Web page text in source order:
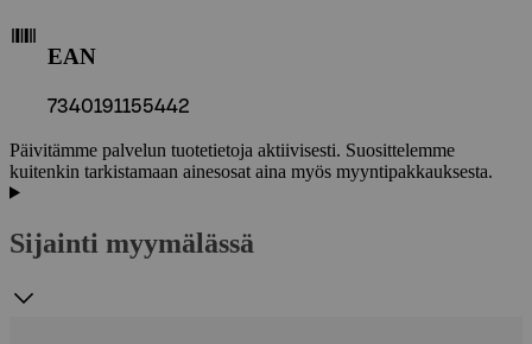
EAN
7340191155442
Päivitämme palvelun tuotetietoja aktiivisesti. Suosittelemme
kuitenkin tarkistamaan ainesosat aina myös myyntipakkauksesta.
Sijainti myymälässä